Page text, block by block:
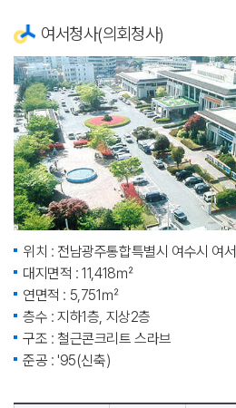
여서청사(의회청사)
위치 : 전남광주통합특별시 여수시 여
대지면적 : 11,418㎡
연면적 : 5,751㎡
층수 : 지하1층, 지상2층
구조 : 철근콘크리트 스라브
준공 : '95(신축)